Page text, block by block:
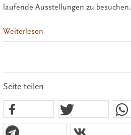
laufende Ausstellungen zu besuchen.
Weiterlesen
Seite teilen